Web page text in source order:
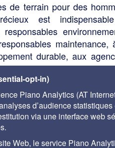
de terrain pour des
est
maintenance,
durable, aux
techniques des élus,
opt-in)
Piano Analytics (AT
d’audience statistiques
via une interface web
Web, le service Piano